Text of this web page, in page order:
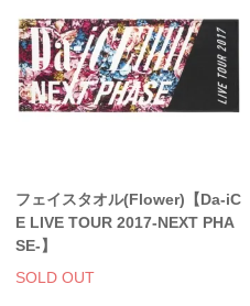
フェイスタオル(Flower)【Da-iC
E LIVE TOUR 2017-NEXT PHA
SE-】
SOLD OUT